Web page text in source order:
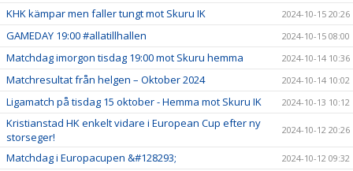
KHK kämpar men faller tungt mot Skuru IK 2024-10-15 20:26
GAMEDAY 19:00 #allatillhallen 2024-10-15 08:00
Matchdag imorgon tisdag 19:00 mot Skuru hemma 2024-10-14 10:36
Matchresultat från helgen – Oktober 2024 2024-10-14 10:02
Ligamatch på tisdag 15 oktober - Hemma mot Skuru IK 2024-10-13 10:12
Kristianstad HK enkelt vidare i European Cup efter ny
storseger!
2024-10-12 20:26
Matchdag i Europacupen &#128293; 2024-10-12 09:32